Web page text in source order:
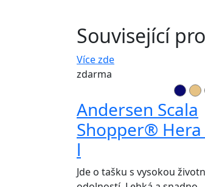
Související
Více zde
zdarma
Andersen Scala
Shopper® Hera
l
Jde o tašku s vysokou